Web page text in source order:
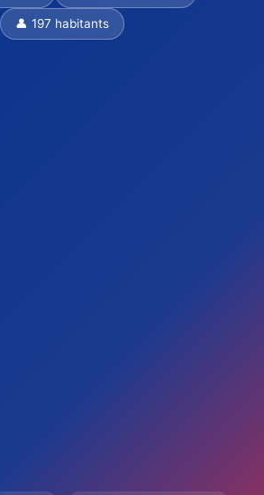
👤 197 habitants